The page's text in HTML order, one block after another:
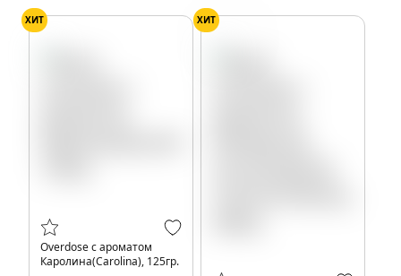
ХИТ
Overdose с ароматом
Каролина(Carolina), 125гр.
ХИТ